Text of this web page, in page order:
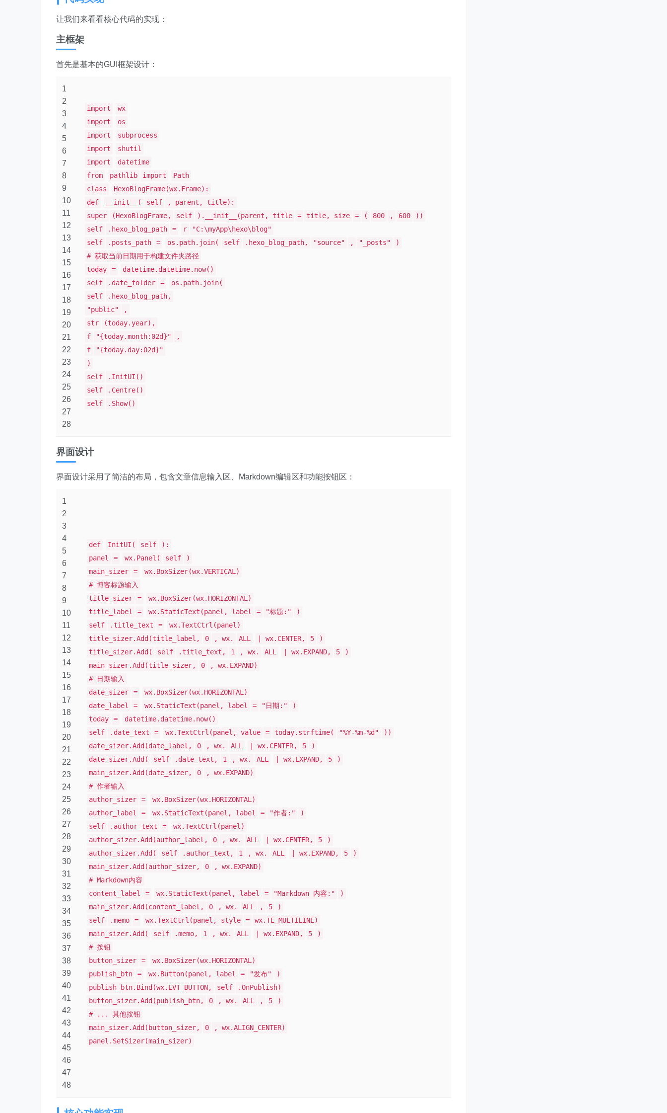
让我们来看看核心代码的实现：
主框架
首先是基本的GUI框架设计：
1
2
3
4
5
6
7
8
9
10
11
12
13
14
15
16
17
18
19
20
21
22
23
24
25
26
27
28
import
wx
import
os
import
subprocess
import
shutil
import
datetime
from
pathlib import
Path
class
HexoBlogFrame(wx.Frame):
def
__init__( self
, parent, title):
super
(HexoBlogFrame, self ).__init__(parent, title = title, size = ( 800 , 600
))
self
.hexo_blog_path = r
"C:\myApp\hexo\blog"
self
.posts_path = os.path.join( self .hexo_blog_path, "source" , "_posts"
)
# 获取当前日期用于构建文件夹路径
today
=
datetime.datetime.now()
self
.date_folder =
os.path.join(
self
.hexo_blog_path,
"public"
,
str
(today.year),
f
"{today.month:02d}"
,
f
"{today.day:02d}"
)
self
.InitUI()
self
.Centre()
self
.Show()
界面设计
界面设计采用了简洁的布局，包含文章信息输入区、Markdown编辑区和功能按钮区：
1
2
3
4
5
6
7
8
9
10
11
12
13
14
15
16
17
18
19
20
21
22
23
24
25
26
27
28
29
30
31
32
33
34
35
36
37
38
39
40
41
42
43
44
45
46
47
48
def InitUI( self
):
panel
= wx.Panel( self
)
main_sizer
=
wx.BoxSizer(wx.VERTICAL)
# 博客标题输入
title_sizer
=
wx.BoxSizer(wx.HORIZONTAL)
title_label
= wx.StaticText(panel, label = "标题:"
)
self
.title_text =
wx.TextCtrl(panel)
title_sizer.Add(title_label,
0 , wx. ALL | wx.CENTER, 5
)
title_sizer.Add(
self .title_text, 1 , wx. ALL | wx.EXPAND, 5
)
main_sizer.Add(title_sizer,
0
, wx.EXPAND)
# 日期输入
date_sizer
=
wx.BoxSizer(wx.HORIZONTAL)
date_label
= wx.StaticText(panel, label = "日期:"
)
today
=
datetime.datetime.now()
self
.date_text = wx.TextCtrl(panel, value = today.strftime( "%Y-%m-%d"
))
date_sizer.Add(date_label,
0 , wx. ALL | wx.CENTER, 5
)
date_sizer.Add(
self .date_text, 1 , wx. ALL | wx.EXPAND, 5
)
main_sizer.Add(date_sizer,
0
, wx.EXPAND)
# 作者输入
author_sizer
=
wx.BoxSizer(wx.HORIZONTAL)
author_label
= wx.StaticText(panel, label = "作者:"
)
self
.author_text =
wx.TextCtrl(panel)
author_sizer.Add(author_label,
0 , wx. ALL | wx.CENTER, 5
)
author_sizer.Add(
self .author_text, 1 , wx. ALL | wx.EXPAND, 5
)
main_sizer.Add(author_sizer,
0
, wx.EXPAND)
# Markdown内容
content_label
= wx.StaticText(panel, label = "Markdown 内容:"
)
main_sizer.Add(content_label,
0 , wx. ALL , 5
)
self
.memo = wx.TextCtrl(panel, style =
wx.TE_MULTILINE)
main_sizer.Add(
self .memo, 1 , wx. ALL | wx.EXPAND, 5
)
# 按钮
button_sizer
=
wx.BoxSizer(wx.HORIZONTAL)
publish_btn
= wx.Button(panel, label = "发布"
)
publish_btn.Bind(wx.EVT_BUTTON,
self
.OnPublish)
button_sizer.Add(publish_btn,
0 , wx. ALL , 5
)
# ... 其他按钮
main_sizer.Add(button_sizer,
0
, wx.ALIGN_CENTER)
panel.SetSizer(main_sizer)